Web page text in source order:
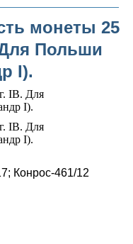
монеты 25
Польши
I).
Конрос-461/12